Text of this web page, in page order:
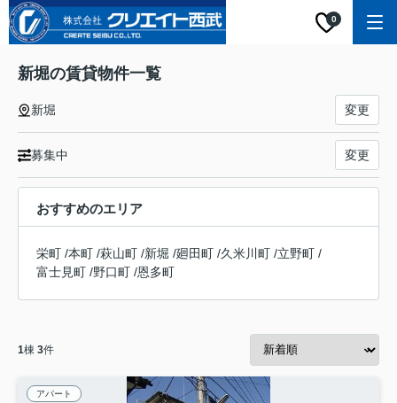
0
新堀の賃貸物件一覧
新堀 変更
募集中 変更
おすすめのエリア
栄町 /本町 /萩山町 /新堀 /廻田町 /久米川町 /立野町 /
富士見町 /野口町 /恩多町
1棟 3件
アパート